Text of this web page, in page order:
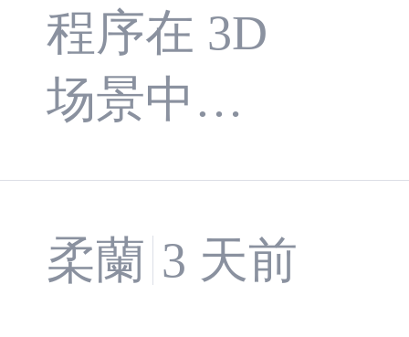
享与法
线设置
对光照
效果的
程序在 3D
场景中显
示一个浅
蓝色的立
方体，该
柔蘭 3 天前